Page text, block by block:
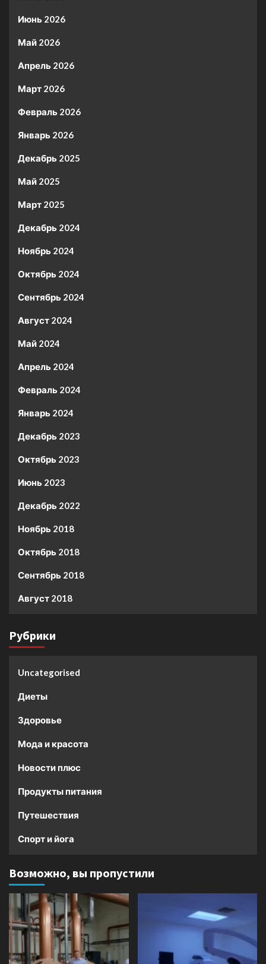
Июнь 2026
Май 2026
Апрель 2026
Март 2026
Февраль 2026
Январь 2026
Декабрь 2025
Май 2025
Март 2025
Декабрь 2024
Ноябрь 2024
Октябрь 2024
Сентябрь 2024
Август 2024
Май 2024
Апрель 2024
Февраль 2024
Январь 2024
Декабрь 2023
Октябрь 2023
Июнь 2023
Декабрь 2022
Ноябрь 2018
Октябрь 2018
Сентябрь 2018
Август 2018
Рубрики
Uncategorised
Диеты
Здоровье
Мода и красота
Новости плюс
Продукты питания
Путешествия
Спорт и йога
Возможно, вы пропустили